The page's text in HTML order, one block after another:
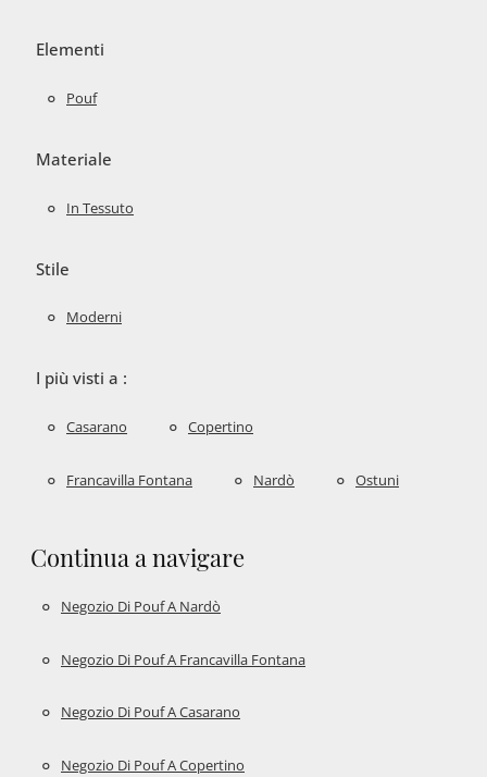
Elementi
Pouf
Materiale
In Tessuto
Stile
Moderni
I più visti a :
Casarano Copertino
Francavilla Fontana Nardò Ostuni
Continua a navigare
Negozio Di Pouf A Nardò
Negozio Di Pouf A Francavilla Fontana
Negozio Di Pouf A Casarano
Negozio Di Pouf A Copertino